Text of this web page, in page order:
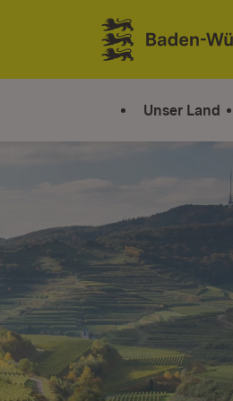
Zum Inhalt springen
Link zur Startseite
Unser Land